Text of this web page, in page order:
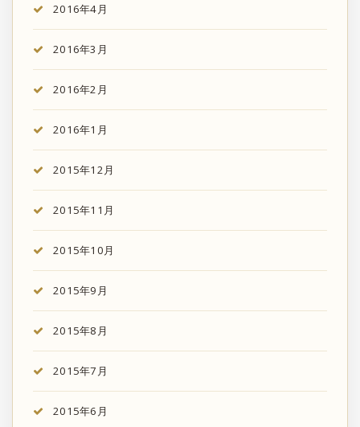
2016年4月
2016年3月
2016年2月
2016年1月
2015年12月
2015年11月
2015年10月
2015年9月
2015年8月
2015年7月
2015年6月